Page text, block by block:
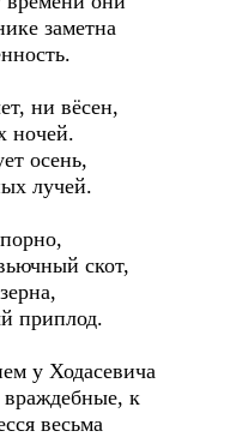
заметна
ни вёсен,
ночей.
осень,
лучей.
скот,
приплод.
у Ходасевича
к
весьма